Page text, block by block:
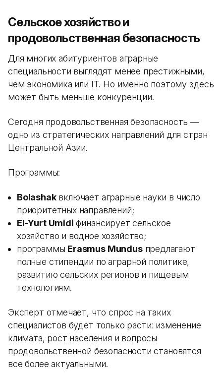
Сельское хозяйство и
продовольственная безопасность
Для многих абитуриентов аграрные
специальности выглядят менее престижными,
чем экономика или IT. Но именно поэтому здесь
может быть меньше конкуренции.
Сегодня продовольственная безопасность —
одно из стратегических направлений для стран
Центральной Азии.
Программы:
Bolashakвключает аграрные науки в число
приоритетных направлений;
El-Yurt Umidi финансирует сельское
хозяйство и водное хозяйство;
программы Erasmus Mundusпредлагают
полные стипендии по аграрной политике,
развитию сельских регионов и пищевым
технологиям.
Эксперт отмечает, что спрос на таких
специалистов будет только расти: изменение
климата, рост населения и вопросы
продовольственной безопасности становятся
все более актуальными.